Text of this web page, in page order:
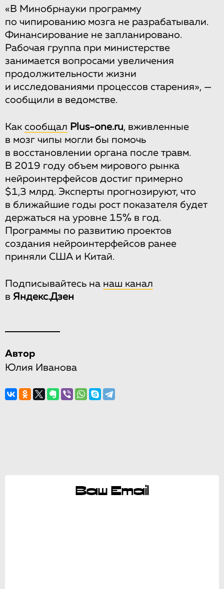
«В Минобрнауки программу
по чипированию мозга не разрабатывали.
Финансирование не запланировано.
Рабочая группа при министерстве
занимается вопросами увеличения
продолжительности жизни
и исследованиями процессов старения», —
сообщили в ведомстве.
Как сообщал Plus-one.ru, вживленные
в мозг чипы могли бы помочь
в восстановлении органа после травм.
В 2019 году объем мирового рынка
нейроинтерфейсов достиг примерно
$1,3 млрд. Эксперты прогнозируют, что
в ближайшие годы рост показателя будет
держаться на уровне 15% в год.
Программы по развитию проектов
создания нейроинтерфейсов ранее
приняли США и Китай.
Подписывайтесь на наш канал
в Яндекс.Дзен
Автор
Юлия Иванова
Ваш Email